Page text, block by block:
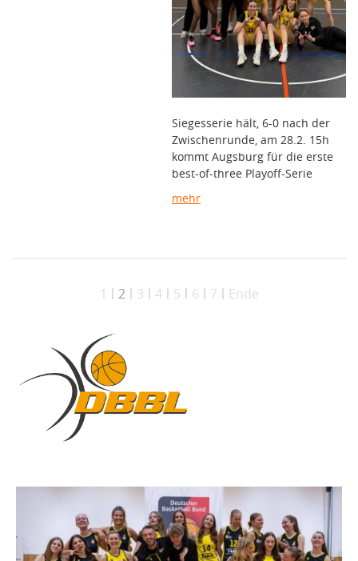
Siegesserie hält, 6-0 nach der
Zwischenrunde, am 28.2. 15h
kommt Augsburg für die erste
best-of-three Playoff-Serie
mehr
1 2 3 4 5 6 7 Ende